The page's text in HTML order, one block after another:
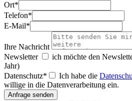
Ort*
Telefon*
E-Mail*
Ihre Nachricht
Newsletter
ich möchte den
Jahr)
Datenschutz* Ich habe die
willige in die Datenverarbeitung ein.